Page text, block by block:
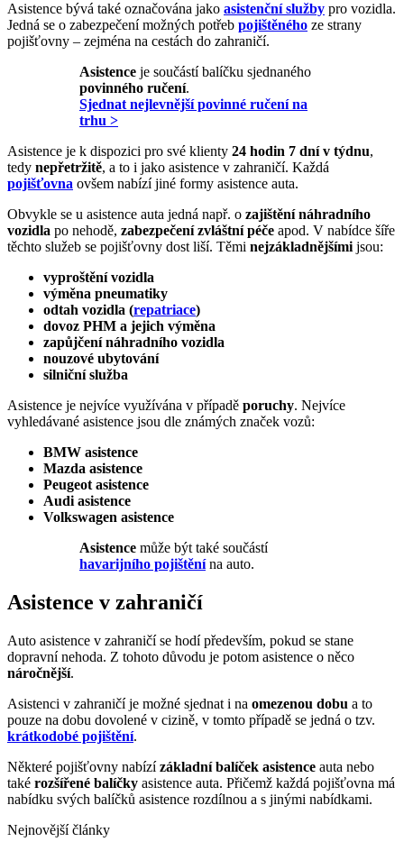
Asistence bývá také označována jako asistenční služby pro vozidla.
Jedná se o zabezpečení možných potřeb pojištěného ze strany
pojišťovny – zejména na cestách do zahraničí.
Asistence je součástí balíčku sjednaného
povinného ručení.
Sjednat nejlevnější povinné ručení na
trhu >
Asistence je k dispozici pro své klienty 24 hodin 7 dní v týdnu,
tedy nepřetržitě, a to i jako asistence v zahraničí. Každá
pojišťovna ovšem nabízí jiné formy asistence auta.
Obvykle se u asistence auta jedná např. o zajištění náhradního
vozidla po nehodě, zabezpečení zvláštní péče apod. V nabídce šíře
těchto služeb se pojišťovny dost liší. Těmi nejzákladnějšími jsou:
vyproštění vozidla
výměna pneumatiky
odtah vozidla (repatriace)
dovoz PHM a jejich výměna
zapůjčení náhradního vozidla
nouzové ubytování
silniční služba
Asistence je nejvíce využívána v případě poruchy. Nejvíce
vyhledávané asistence jsou dle známých značek vozů:
BMW asistence
Mazda asistence
Peugeot asistence
Audi asistence
Volkswagen asistence
Asistence může být také součástí
havarijního pojištěnína auto.
Asistence v zahraničí
Auto asistence v zahraničí se hodí především, pokud se stane
dopravní nehoda. Z tohoto důvodu je potom asistence o něco
náročnější.
Asistenci v zahraničí je možné sjednat i na omezenou dobu a to
pouze na dobu dovolené v cizině, v tomto případě se jedná o tzv.
krátkodobé pojištění.
Některé pojišťovny nabízízákladní balíček asistence auta nebo
také rozšířené balíčky asistence auta. Přičemž každá pojišťovna má
nabídku svých balíčků asistence rozdílnou a s jinými nabídkami.
Nejnovější články